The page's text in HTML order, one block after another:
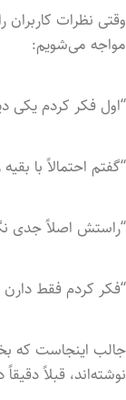
وقتی نظرات کاربران
مواجه می‌شویم:
“اول فکر کردم یکی
“گفتم احتمالاً با
“راستش اصلاً جدی
“فکر کردم فقط
جالب اینجاست که
نوشته‌اند، قبلاً